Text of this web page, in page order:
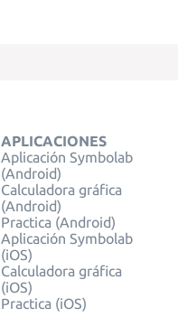
APLICACIONES
Aplicación Symbolab
(Android)
Calculadora gráfica
(Android)
Practica (Android)
Aplicación Symbolab
(iOS)
Calculadora gráfica
(iOS)
Practica (iOS)